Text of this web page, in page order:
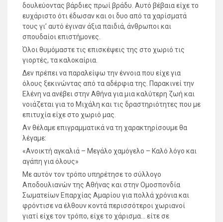
δουλεύοντας βάρδιες πρωί βράδυ. Αυτό βέβαια είχε το
ευχάριστο ότι έδωσαν και οι δυο από τα χαρίσματά
τους γι’ αυτό έγιναν άξια παιδιά, άνθρωποι και
σπουδαίοι επιστήμονες.
Όλοι θυμόμαστε τις επισκέψεις της στο χωριό τις
γιορτές, τα καλοκαίρια.
Δεν πρέπει να παραλείψω την έννοια που είχε για
όλους ξεκινώντας από τα αδέρφια της. Παρακινεί την
Ελένη να ανέβει στην Αθήνα για μια καλύτερη ζωή και
νοιάζεται για το Μιχάλη και τις δραστηριότητες που με
επιτυχία είχε στο χωριό μας.
Αν θέλαμε επιγραμματικά να τη χαρακτηρίσουμε θα
λέγαμε:
«Ανοικτή αγκαλιά – Μεγάλο χαμόγελο – Καλό λόγο και
αγάπη για όλους»
Με αυτόν τον τρόπο υπηρέτησε το σύλλογο
Αποδουλιανών της Αθήνας και στην Ομοσπονδία
Σωματείων Επαρχίας Αμαρίου για πολλά χρόνια και
φρόντισε να έλθουν κοντά περισσότεροι χωριανοί
γιατί είχε τον τρόπο, είχε το χάρισμα… είτε σε